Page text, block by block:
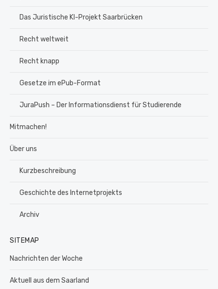
Das Juristische KI-Projekt Saarbrücken
Recht weltweit
Recht knapp
Gesetze im ePub-Format
JuraPush – Der Informationsdienst für Studierende
Mitmachen!
Über uns
Kurzbeschreibung
Geschichte des Internetprojekts
Archiv
SITEMAP
Nachrichten der Woche
Aktuell aus dem Saarland